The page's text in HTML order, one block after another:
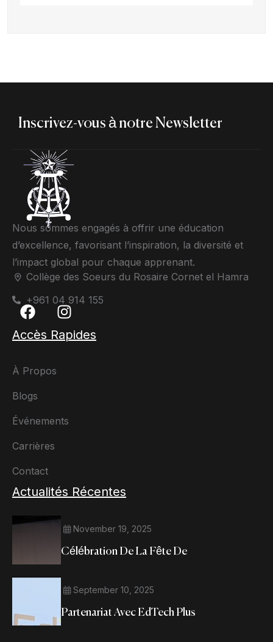
Inscrivez-vous à notre Newsletter
Nous sommes engagés à offrir une éducation
d’excellence, favorisant l’inspiration, la diversité et
l’impact global pour chaque apprenant.
Collège des Soeurs du Rosaire Cornet el Hamra
+961 04 914 155
Accès Rapides
À Propos
Blogs
Événements
Carrières
Contact
Actualités Récentes
November 19, 2025
Célébration De La Fête De
September 10, 2025
Partenariat Avec EdTech Plus